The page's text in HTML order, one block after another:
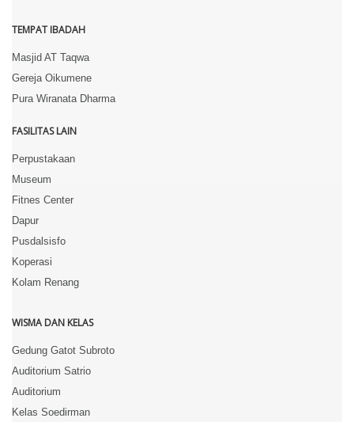
TEMPAT IBADAH
Masjid AT Taqwa
Gereja Oikumene
Pura Wiranata Dharma
FASILITAS LAIN
Perpustakaan
Museum
Fitnes Center
Dapur
Pusdalsisfo
Koperasi
Kolam Renang
WISMA DAN KELAS
Gedung Gatot Subroto
Auditorium Satrio
Auditorium
Kelas Soedirman